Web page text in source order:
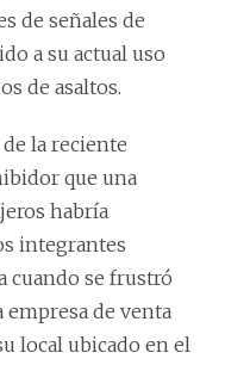
de señales de
a su actual uso
de asaltos.
la reciente
que una
habría
integrantes
cuando se frustró
de venta
local ubicado en el